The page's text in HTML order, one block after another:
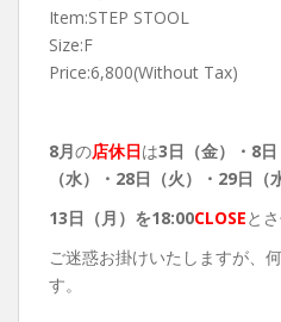
Item:STEP STOOL
Size:F
Price:6,800(Without Tax)
8月の店休日は3日（金）・8
（水）・28日（火）・29日（
13日（月）を18:00CLOSEと
ご迷惑お掛けいたしますが、
す。